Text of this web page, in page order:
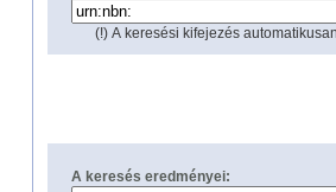
(!) A keresési kifejezés
A keresés eredményei: